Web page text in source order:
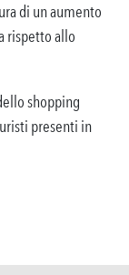
di un aumento
rispetto allo
shopping
presenti in